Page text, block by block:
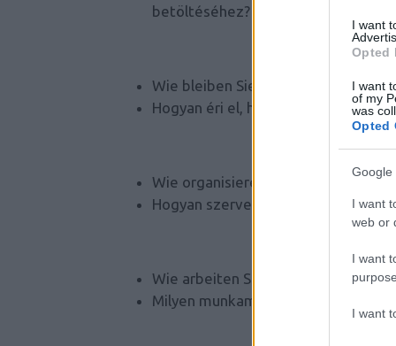
I want
Opted
I want
of my
was
Opted
Google
I want
web or
I want
I want
betöltéséhez?
Wie bleiben Sie fachlich auf dem
Hogyan éri el, hogy a szakmai
Wie organisieren Sie Ihre Arbeit?
Hogyan szervezi meg a munkáját?
Wie arbeiten Sie am liebsten?
Milyen munkamódszerekkel